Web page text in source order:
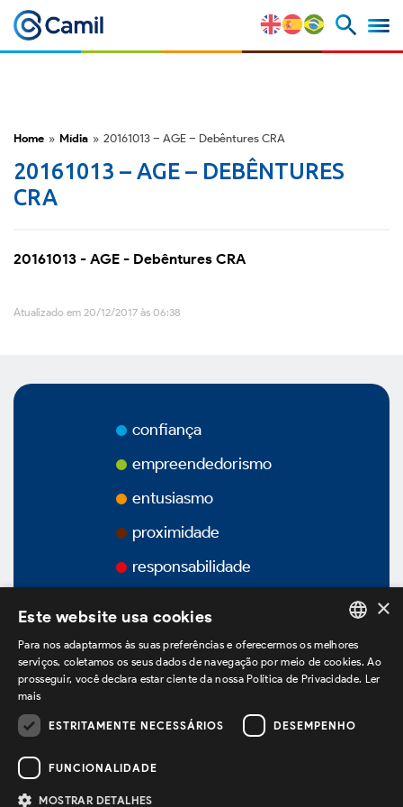
Nossas Marcas
Estratégia e Vantagens
Fatores de Risco
M&A e Mercado de Capitais
Vídeos
Governança Corporativa
Home » Mídia » 20161013 – AGE – Debêntures CRA
20161013 – AGE – DEBÊNTURES
CRA
20161013 - AGE - Debêntures CRA
Atualizado em 20/12/2017 às 06:38
confiança
empreendedorismo
entusiasmo
proximidade
responsabilidade
estamos no LinkedIn
PORTUGUESE
×
Este website usa cookies
Para nos adaptarmos às suas preferências e oferecermos os melhores
serviços, coletamos os seus dados de navegação por meio de cookies. Ao
prosseguir, você declara estar ciente da nossa Política de Privacidade. Ler
mais
ESTRITAMENTE NECESSÁRIOS DESEMPENHO
FUNCIONALIDADE
MOSTRAR DETALHES